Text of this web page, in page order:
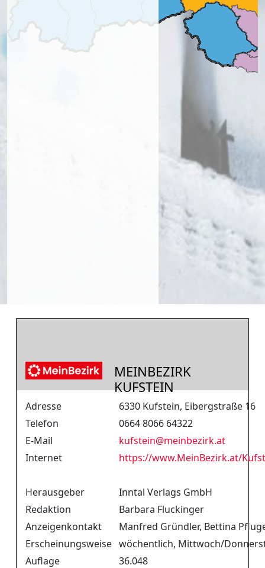
MEINBEZIRK
KUFSTEIN
Adresse
6330 Kufstein, Eibergstraße 16
Telefon
0664 8066 64322
E-Mail
kufstein@meinbezirk.at
Internet
https://www.MeinBezirk.at/
Herausgeber
Inntal Verlags GmbH
Redaktion
Barbara Fluckinger
Anzeigenkontakt
Manfred Gründler, Bettina
Erscheinungsweise wöchentlich, Mittwoch/
Auflage
36.048